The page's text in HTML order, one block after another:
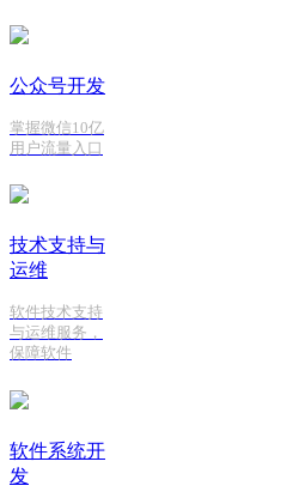
公众号开发
掌握微信10亿
用户流量入口
技术支持与
运维
软件技术支持
与运维服务，
保障软件
软件系统开
发